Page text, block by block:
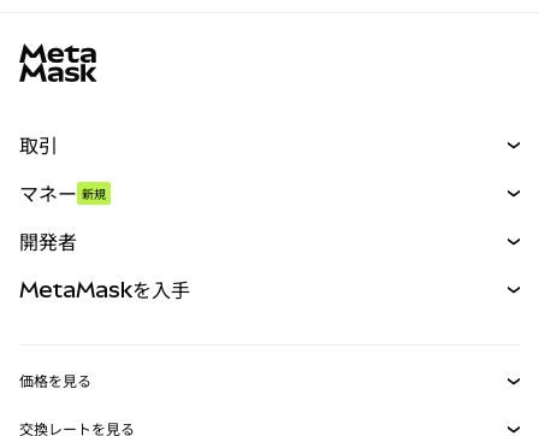
取引
パーペチュアル
RWA
マネー 新規
開発者
MetaMaskを入手
価格を見る
交換レートを見る